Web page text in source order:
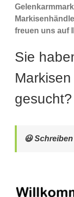
freuen uns auf
Sie
gesucht?
😃